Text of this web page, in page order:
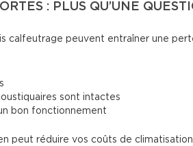
: PLUS QU’UNE
calfeutrage peuvent entraîner une
sont intactes
bon fonctionnement
peut réduire vos coûts de climatisation